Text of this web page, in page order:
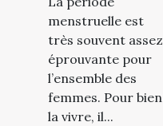
menstruelle est
très souvent assez
éprouvante pour
l’ensemble des
femmes. Pour bien
la vivre, il...